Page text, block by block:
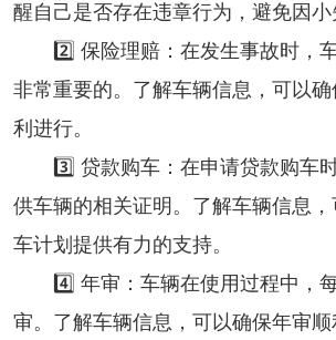
醒自己是否存在违章行为，避免因小
2️⃣ 保险理赔：在发生事故时，
非常重要的。了解车辆信息，可以
利进行。
3️⃣ 贷款购车：在申请贷款购车
供车辆的相关证明。了解车辆信息
车计划提供有力的支持。
4️⃣ 年审：车辆在使用过程中，
审。了解车辆信息，可以确保年审顺